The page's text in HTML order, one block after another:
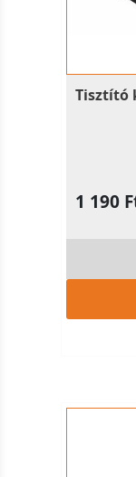
Tisztító
1 190